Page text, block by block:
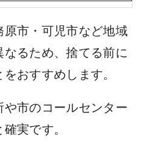
市・可児市など地域
なるため、捨てる前に
おすすめします。
市のコールセンター
実です。